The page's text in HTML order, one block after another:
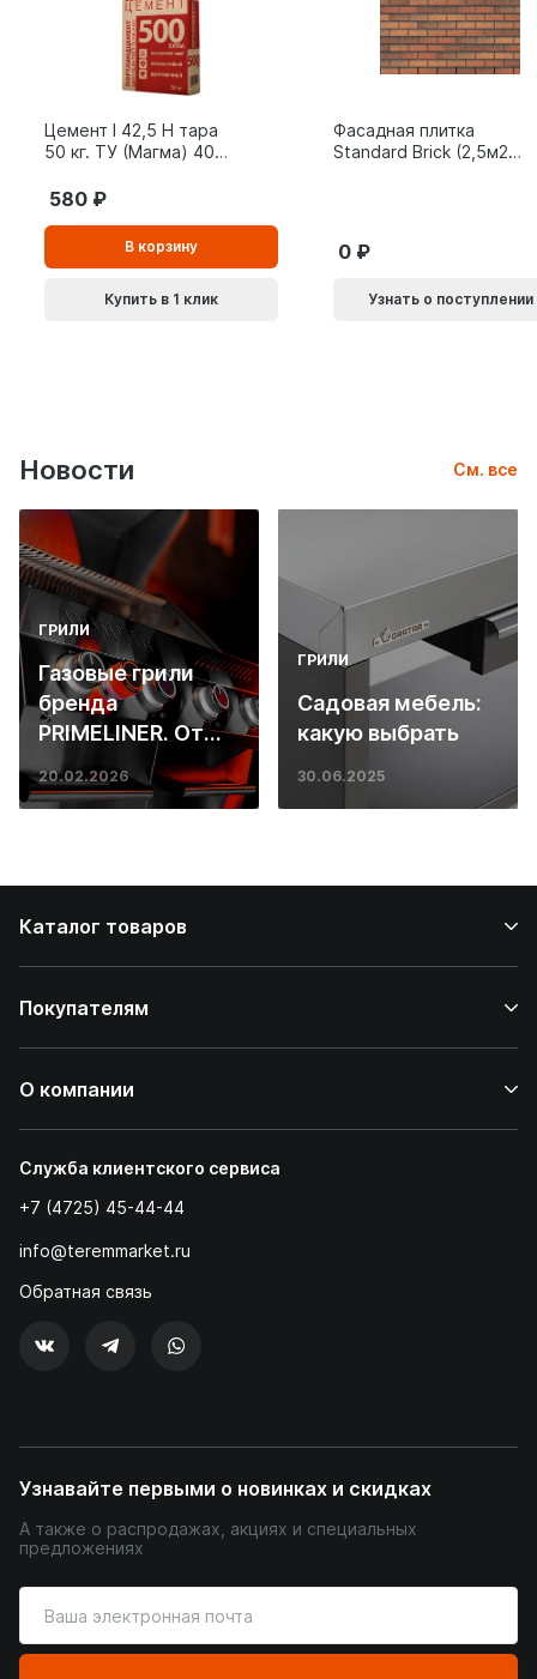
Цемент I 42,5 Н тара
50 кг. ТУ (Магма) 40
580
В корзину
Купить в 1 клик
Фасадная плитка
Standard Brick (2,5м2/
0
Узнать о поступлении
Новости См. все
ГРИЛИ
Газовые грили
бренда
PRIMELINER. От
основ инженерии
до ресторанных
20.02.2026
ГРИЛИ
Садовая мебель:
какую выбрать
30.06.2025
Каталог товаров
Покупателям
О компании
Служба клиентского сервиса
+7 (4725) 45-44-44
info@teremmarket.ru
Обратная связь
Узнавайте первыми о новинках и скидках
А также о распродажах, акциях и специальных
предложениях
ваш
адрес